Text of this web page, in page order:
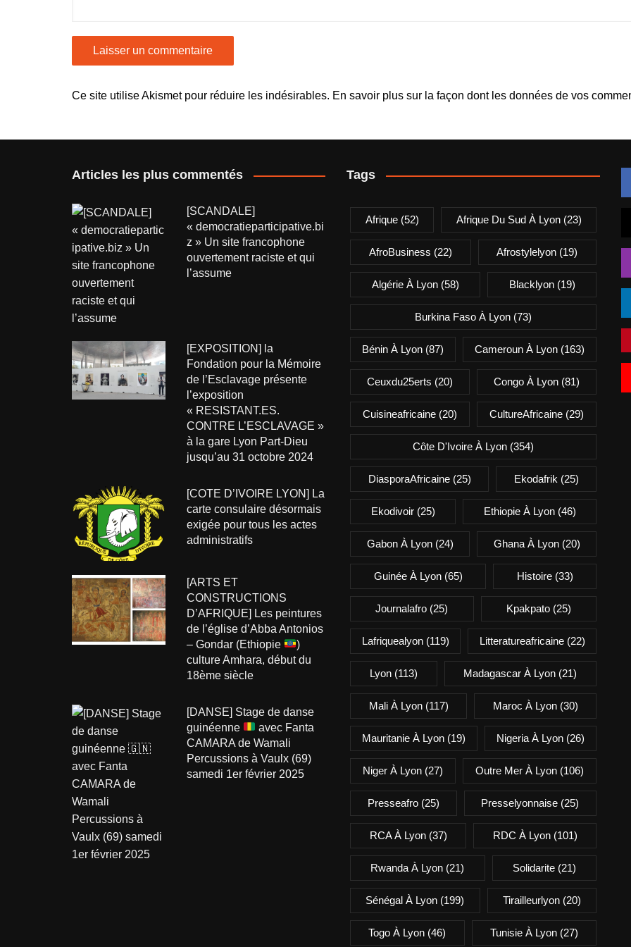
Ce site utilise Akismet pour réduire les indésirables. En savoir plus sur la façon dont les données de vos
Articles les plus commentés
[SCANDALE]
« democratieparticipative.bi
z » Un site francophone
ouvertement raciste et qui
l’assume
[EXPOSITION] la
Fondation pour la Mémoire
de l’Esclavage présente
l’exposition
« RESISTANT.ES.
CONTRE L’ESCLAVAGE »
à la gare Lyon Part-Dieu
jusqu’au 31 octobre 2024
[COTE D’IVOIRE LYON] La
carte consulaire désormais
exigée pour tous les actes
administratifs
[ARTS ET
CONSTRUCTIONS
D’AFRIQUE] Les peintures
de l’église d’Abba Antonios
– Gondar (Ethiopie
)
culture Amhara, début du
18ème siècle
[DANSE] Stage de danse
guinéenne
avec Fanta
CAMARA de Wamali
Percussions à Vaulx (69)
samedi 1er février 2025
Tags
Afrique(52) Afrique Du Sud À Lyon(23)
AfroBusiness (22) Afrostylelyon (19)
Algérie À Lyon(58) Blacklyon(19)
Burkina Faso À Lyon (73)
Bénin À Lyon (87) Cameroun À Lyon (163)
Ceuxdu25erts (20) Congo À Lyon (81)
Cuisineafricaine (20) CultureAfricaine (29)
Côte D'Ivoire À Lyon (354)
DiasporaAfricaine(25) Ekodafrik (25)
Ekodivoir(25) Ethiopie À Lyon(46)
Gabon À Lyon(24) Ghana À Lyon(20)
Guinée À Lyon(65) Histoire(33)
Journalafro (25) Kpakpato(25)
Lafriquealyon(119) Litteratureafricaine(22)
Lyon(113) Madagascar À Lyon (21)
Mali À Lyon(117) Maroc À Lyon(30)
Mauritanie À Lyon (19) Nigeria À Lyon (26)
Niger À Lyon (27) Outre Mer À Lyon (106)
Presseafro(25) Presselyonnaise (25)
RCA À Lyon(37) RDC À Lyon(101)
Rwanda À Lyon (21) Solidarite(21)
Sénégal À Lyon (199) Tirailleurlyon(20)
Togo À Lyon (46) Tunisie À Lyon(27)